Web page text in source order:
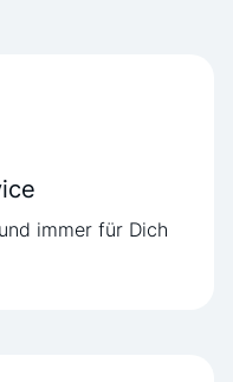
immer für Dich